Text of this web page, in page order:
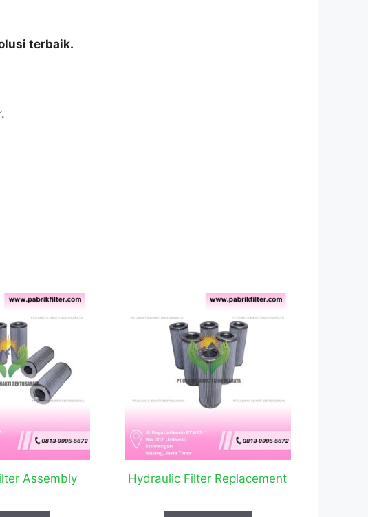
terbaik.
Assembly Hydraulic Filter Replacement